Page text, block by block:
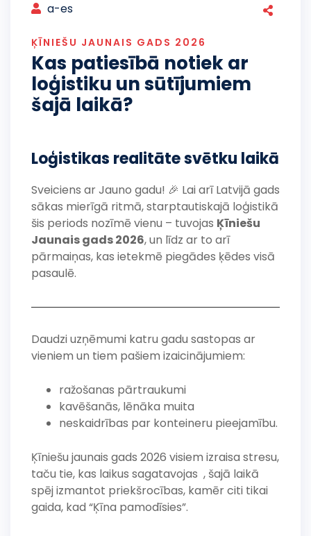
a-es
ĶĪNIEŠU JAUNAIS GADS 2026
Kas patiesībā notiek ar
loģistiku un sūtījumiem
šajā laikā?
Loģistikas realitāte svētku laikā
Sveiciens ar Jauno gadu! 🎉 Lai arī Latvijā gads
sākas mierīgā ritmā, starptautiskajā loģistikā
šis periods nozīmē vienu – tuvojas Ķīniešu
Jaunais gads 2026, un līdz ar to arī
pārmaiņas, kas ietekmē piegādes ķēdes visā
pasaulē.
Daudzi uzņēmumi katru gadu sastopas ar
vieniem un tiem pašiem izaicinājumiem:
ražošanas pārtraukumi
kavēšanās, lēnāka muita
neskaidrības par konteineru pieejamību.
Ķīniešu jaunais gads 2026 visiem izraisa stresu,
taču tie, kas laikus sagatavojas , šajā laikā
spēj izmantot priekšrocības, kamēr citi tikai
gaida, kad “Ķīna pamodīsies”.